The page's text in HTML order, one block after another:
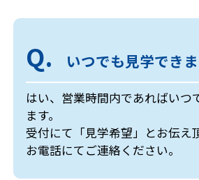
いつでも見学できま
はい、営業時間内であればいつ
ます。
受付にて「見学希望」とお伝え
お電話にてご連絡ください。